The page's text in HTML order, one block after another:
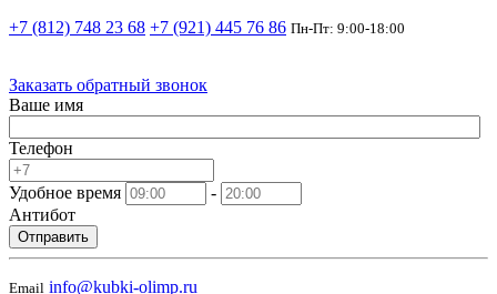
+7 (812) 748 23 68 +7 (921) 445 76 86 Пн-Пт: 9:00-18:00
Заказать обратный звонок
Ваше имя
Телефон
Удобное время
-
Антибот
Отправить
Email info@kubki-olimp.ru